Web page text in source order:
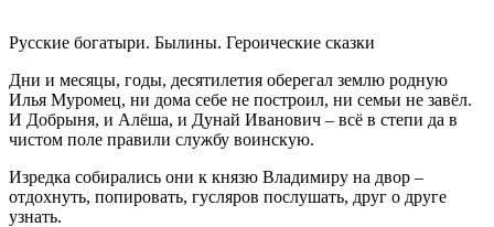
Русские богатыри. Былины. Героические сказки
Дни и месяцы, годы, десятилетия оберегал землю родную
Илья Муромец, ни дома себе не построил, ни семьи не завёл.
И Добрыня, и Алёша, и Дунай Иванович – всё в степи да в
чистом поле правили службу воинскую.
Изредка собирались они к князю Владимиру на двор –
отдохнуть, попировать, гусляров послушать, друг о друге
узнать.